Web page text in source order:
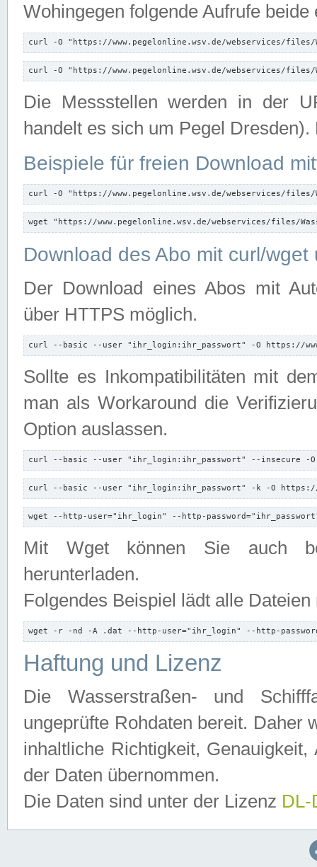
Wohingegen folgende Aufrufe beide
curl -O "https://www.pegelonline.wsv.de/webservices/files/
curl -O "https://www.pegelonline.wsv.de/webservices/files/
Die Messstellen werden in der
handelt es sich um Pegel
Beispiele für freien Download
curl -O "https://www.pegelonline.wsv.de/webservices/files/
wget "https://www.pegelonline.wsv.de/webservices/files/
Download des Abo mit curl/
Der Download eines Abos mit
über HTTPS möglich.
curl --basic --user "ihr_login:ihr_passwort" -O https://
Sollte es Inkompatibilitäten mit
man als Workaround die
Option auslassen.
curl --basic --user "ihr_login:ihr_passwort" --insecure -
curl --basic --user "ihr_login:ihr_passwort" -k -O https://
wget --http-user="ihr_login" --http-
Mit Wget können Sie auch
herunterladen.
Folgendes Beispiel lädt alle
wget -r -nd -A .dat --http-user="ihr_login" --http-
Haftung und Lizenz
Die Wasserstraßen- und
ungeprüfte Rohdaten bereit. Daher
inhaltliche Richtigkeit,
der Daten übernommen.
Die Daten sind unter der Lizenz